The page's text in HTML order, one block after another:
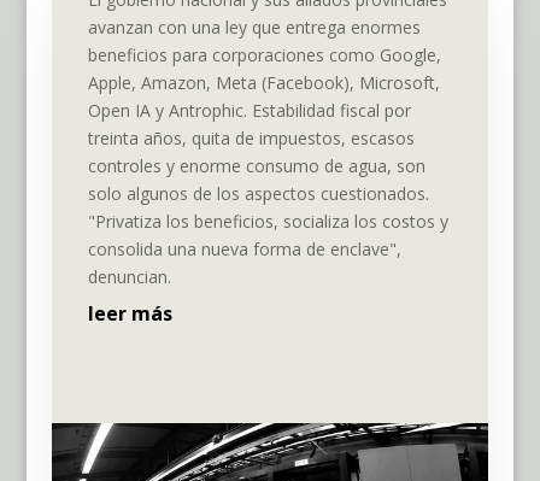
avanzan con una ley que entrega enormes
beneficios para corporaciones como Google,
Apple, Amazon, Meta (Facebook), Microsoft,
Open IA y Antrophic. Estabilidad fiscal por
treinta años, quita de impuestos, escasos
controles y enorme consumo de agua, son
solo algunos de los aspectos cuestionados.
"Privatiza los beneficios, socializa los costos y
consolida una nueva forma de enclave",
denuncian.
leer más